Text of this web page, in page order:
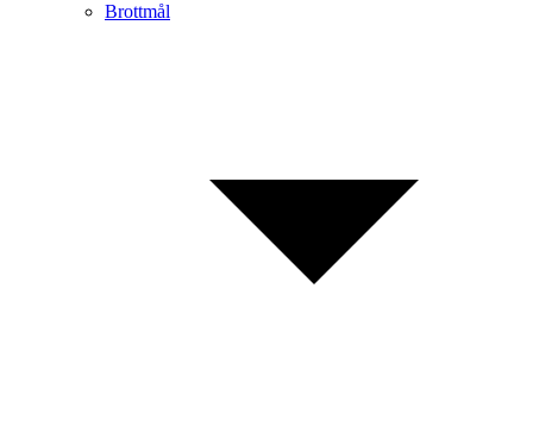
Brottmål